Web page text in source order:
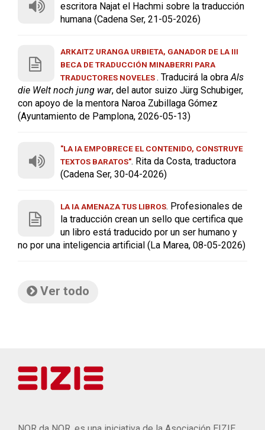
escritora Najat el Hachmi sobre la traducción
humana (Cadena Ser, 21-05-2026)
ARKAITZ URANGA URBIETA, GANADOR DE LA III
BECA DE TRADUCCIÓN MINABERRI PARA
TRADUCTORES NOVELES. Traducirá la obraAls
die Welt noch jung war, del autor suizo Jürg Schubiger,
con apoyo de la mentora Naroa Zubillaga Gómez
(Ayuntamiento de Pamplona, 2026-05-13)
"LA IA EMPOBRECE EL CONTENIDO, CONSTRUYE
TEXTOS BARATOS". Rita da Costa, traductora
(Cadena Ser, 30-04-2026)
LA IA AMENAZA TUS LIBROS. Profesionales de
la traducción crean un sello que certifica que
un libro está traducido por un ser humano y
no por una inteligencia artificial (La Marea, 08-05-2026)
Ver todo